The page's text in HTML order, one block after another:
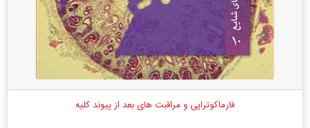
فارماکوتراپی و مراقبت های بعد از پیوند کلیه